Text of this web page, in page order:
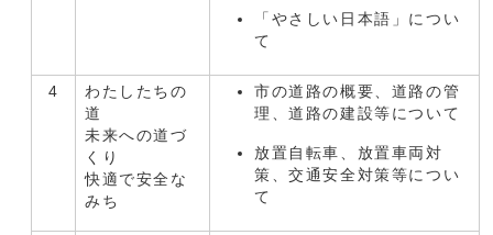
「やさしい日本語」につい
て
4
わたしたちの
道
未来への道づ
くり
快適で安全な
みち
市の道路の概要、道路の管
理、道路の建設等について
放置自転車、放置車両対
策、交通安全対策等につい
て